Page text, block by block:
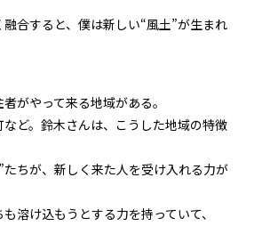
合すると、僕は新しい“風土”が生まれ
がやって来る地域がある。
ど。鈴木さんは、こうした地域の特徴
たちが、新しく来た人を受け入れる力が
溶け込もうとする力を持っていて、